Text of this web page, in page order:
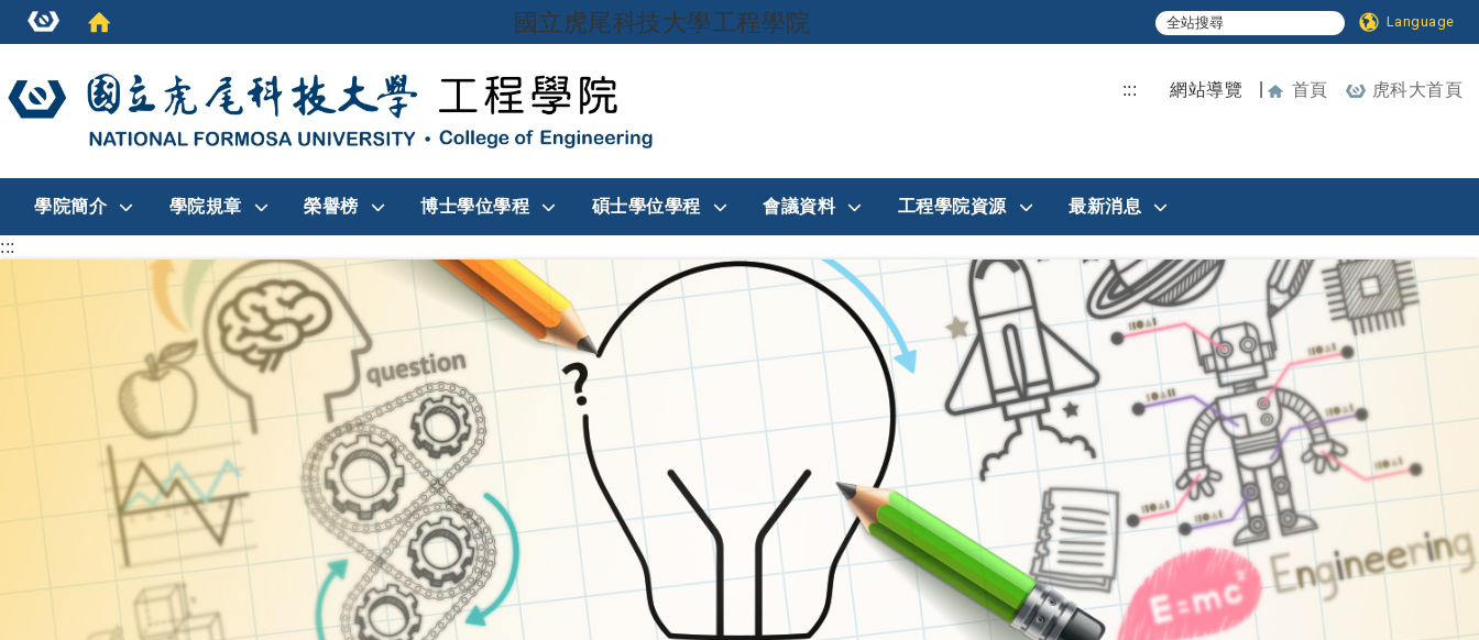
國立虎尾科技大學工程學院 Language
::: 網站導覽 首頁 虎科大首頁
學院簡介 學院規章 榮譽榜 博士學位學程 碩士學位學程 會議資料 工程學院資源 最新消息
:::